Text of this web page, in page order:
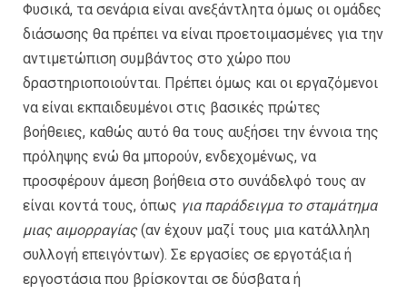
Φυσικά, τα σενάρια είναι ανεξάντλητα όμως οι ομάδες
διάσωσης θα πρέπει να είναι προετοιμασμένες για την
αντιμετώπιση συμβάντος στο χώρο που
δραστηριοποιούνται. Πρέπει όμως και οι εργαζόμενοι
να είναι εκπαιδευμένοι στις βασικές πρώτες
βοήθειες, καθώς αυτό θα τους αυξήσει την έννοια της
πρόληψης ενώ θα μπορούν, ενδεχομένως, να
προσφέρουν άμεση βοήθεια στο συνάδελφό τους αν
είναι κοντά τους, όπως για παράδειγμα το σταμάτημα
μιας αιμορραγίας(αν έχουν μαζί τους μια κατάλληλη
συλλογή επειγόντων). Σε εργασίες σε εργοτάξια ή
εργοστάσια που βρίσκονται σε δύσβατα ή